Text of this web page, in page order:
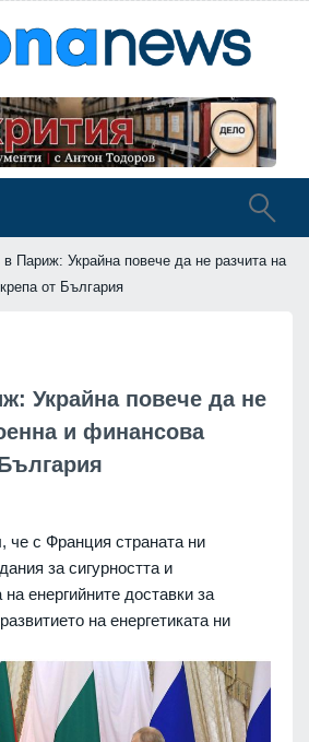
Париж: Украйна повече да не разчита на
от България
Украйна повече да не
и финансова
че с Франция страната ни
за сигурността и
енергийните доставки за
на енергетиката ни